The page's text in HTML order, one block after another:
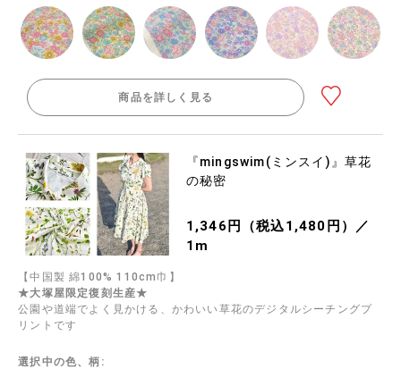
商品を詳しく見る
『mingswim(ミンスイ)』草花
の秘密
1,346円（税込1,480円）／
1m
【中国製 綿100% 110cm巾】
★大塚屋限定復刻生産★
公園や道端でよく見かける、かわいい草花のデジタルシーチングプ
リントです
選択中の色、柄: